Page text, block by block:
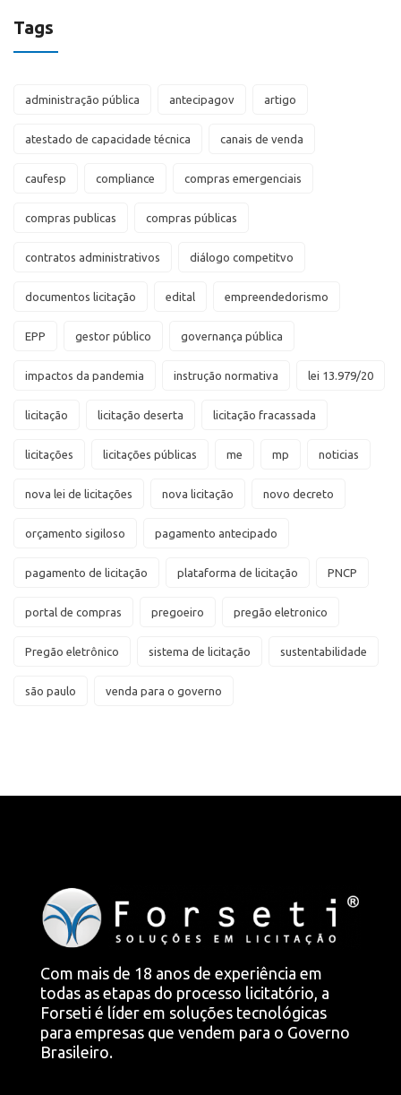
Tags
administração pública antecipagov artigo
atestado de capacidade técnica canais de venda
caufesp compliance compras emergenciais
compras publicas compras públicas
contratos administrativos diálogo competitvo
documentos licitação edital empreendedorismo
EPP gestor público governança pública
impactos da pandemia instrução normativa lei 13.979/20
licitação licitação deserta licitação fracassada
licitações licitações públicas me mp noticias
nova lei de licitações nova licitação novo decreto
orçamento sigiloso pagamento antecipado
pagamento de licitação plataforma de licitação PNCP
portal de compras pregoeiro pregão eletronico
Pregão eletrônico sistema de licitação sustentabilidade
são paulo venda para o governo
Com mais de 18 anos de experiência em
todas as etapas do processo licitatório, a
Forseti é líder em soluções tecnológicas
para empresas que vendem para o Governo
Brasileiro.